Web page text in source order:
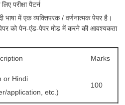
परीक्षा पैटर्न
भाषा में एक व्यक्तिपरक / वर्णनात्मक पेपर है।
पेपर को पेन-एंड-पेपर मोड में करने की आवश्यकता
Marks
or Hindi
application, etc.)
100